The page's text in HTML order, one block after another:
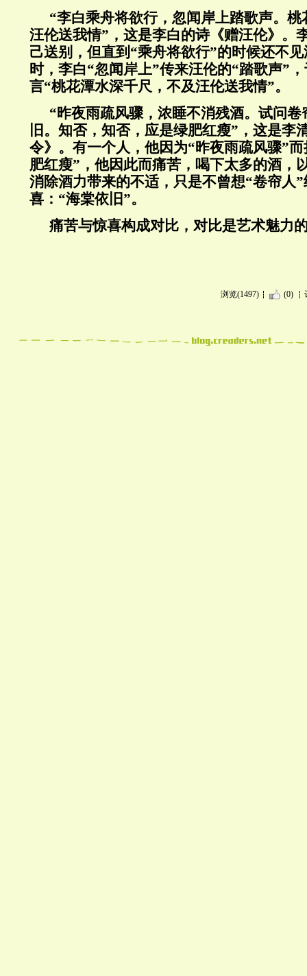
“李白乘舟将欲行，忽闻岸上踏歌声。
汪伦送我情”，这是李白的诗《赠汪伦》。
己送别，但直到“乘舟将欲行”的时候还不
时，李白“忽闻岸上”传来汪伦的“踏歌声”
言“桃花潭水深千尺，不及汪伦送我情”。
“昨夜雨疏风骤，浓睡不消残酒。试问
旧。知否，知否，应是绿肥红瘦”，这是李
令》。有一个人，他因为“昨夜雨疏风骤”
肥红瘦”，他因此而痛苦，喝下太多的酒，
消除酒力带来的不适，只是不曾想“卷帘人
喜：“海棠依旧”。
痛苦与惊喜构成对比，对比是艺术魅力
浏览(1497) (0)